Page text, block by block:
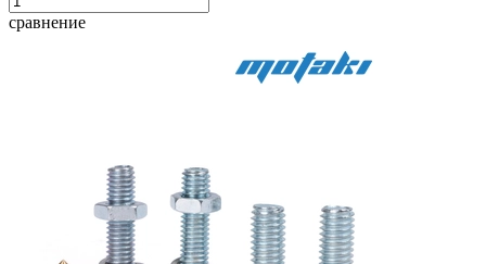
сравнение